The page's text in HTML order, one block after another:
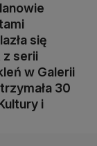
się
serii
w Galerii
30
i